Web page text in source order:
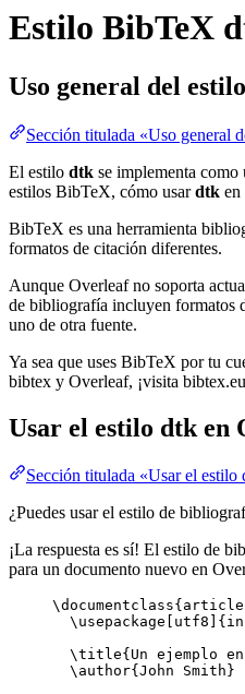
Estilo BibTeX
Uso general del estilo
Sección titulada «Uso general
El estilo dtk se implementa
estilos BibTeX, cómo usardtk en
BibTeX es una herramienta
formatos de citación diferentes.
Aunque Overleaf no soporta
de bibliografía incluyen formatos
uno de otra fuente.
Ya sea que uses BibTeX por tu
bibtex y Overleaf, ¡visita
Usar el estilo dtk en
Sección titulada «Usar el estilo
¿Puedes usar el estilo de
¡La respuesta es sí! El estilo de
para un documento nuevo en
\documentclass{ article
\usepackage
utf8 ]{
\title{Un ejemplo
\author{John Smith}